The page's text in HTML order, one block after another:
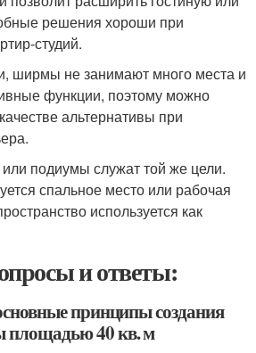
решения хороши при
студий.
ширмы не занимают много места и
функции, поэтому можно
альтернативы при
подиумы служат той же цели.
спальное место или рабочая
используется как
и ответы:
принципы создания
площадью 40 кв. м